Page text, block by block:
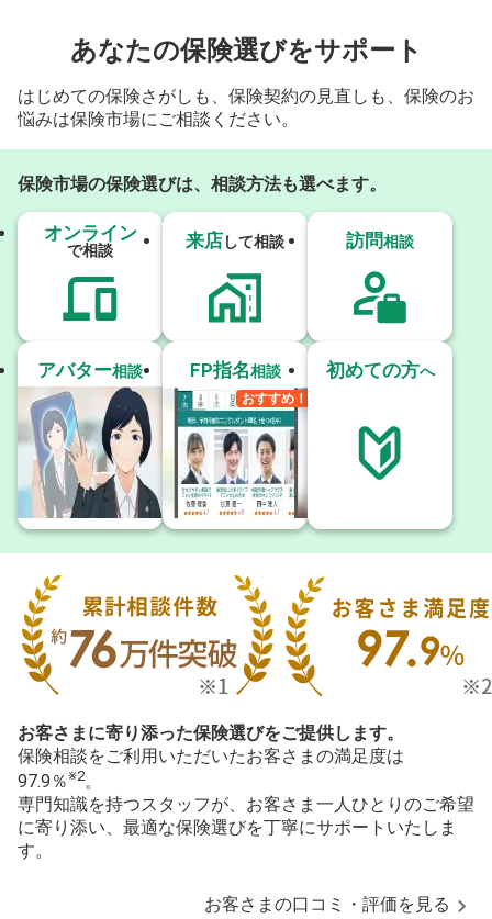
あなたの保険選びをサポート
はじめての保険さがしも、保険契約の見直しも、保険のお
悩みは保険市場にご相談ください。
保険市場の保険選びは、相談方法も選べます。
オンライン
で相談 来店して相談 訪問相談
アバター相談 FP指名相談 初めての方へ
お客さまに寄り添った保険選びをご提供します。
保険相談をご利用いただいたお客さまの満足度は
97.9％※2。
専門知識を持つスタッフが、お客さま一人ひとりのご希望
に寄り添い、最適な保険選びを丁寧にサポートいたしま
す。
お客さまの口コミ・評価を見る